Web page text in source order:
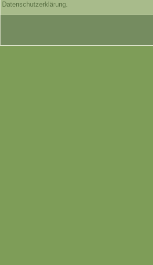
Datenschutzerklärung.